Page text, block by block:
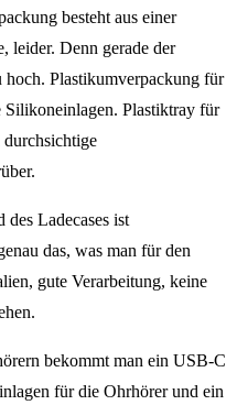
besteht aus einer
leider. Denn gerade der
Plastikumverpackung für
Silikoneinlagen. Plastiktray für
durchsichtige
Ladecases ist
das, was man für den
gute Verarbeitung, keine
bekommt man ein USB-C
für die Ohrhörer und ein